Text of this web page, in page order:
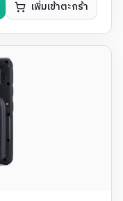
เพิ่มเข้าตะกร้า